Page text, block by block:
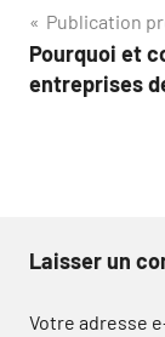
de
Publication
Pourquoi et
entreprises
Laisser un
Votre adresse